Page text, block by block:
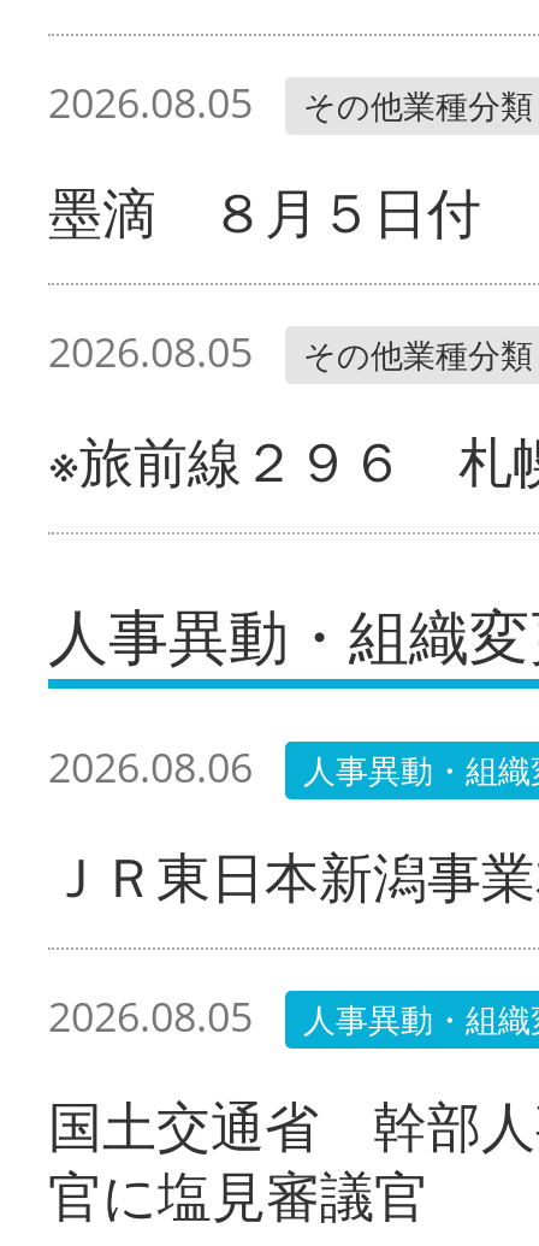
2026.08.05 その他業種分類
墨滴 ８月５日付
2026.08.05 その他業種分類
※旅前線２９６ 札
人事異動・組織
2026.08.06 人事異動・組
ＪＲ東日本新潟事
2026.08.05 人事異動・組
国土交通省 幹部
官に塩見審議官